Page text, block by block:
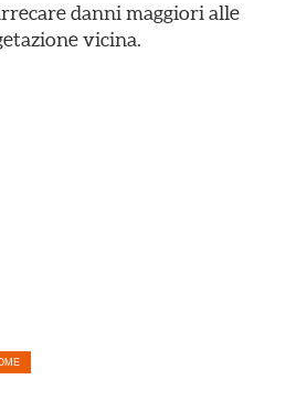
danni maggiori alle
vicina.